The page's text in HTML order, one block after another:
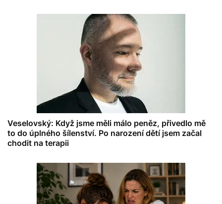
Veselovský: Když jsme měli málo peněz, přivedlo mě
to do úplného šílenství. Po narození dětí jsem začal
chodit na terapii